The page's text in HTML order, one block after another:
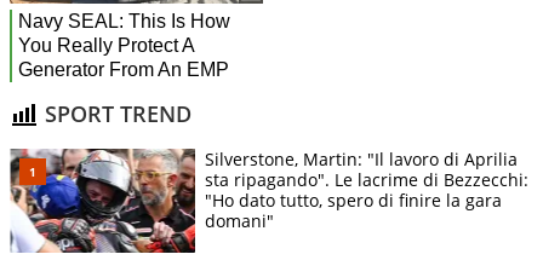
SPORT TREND
Silverstone, Martin: "Il lavoro di Aprilia
sta ripagando". Le lacrime di Bezzecchi:
"Ho dato tutto, spero di finire la gara
domani"